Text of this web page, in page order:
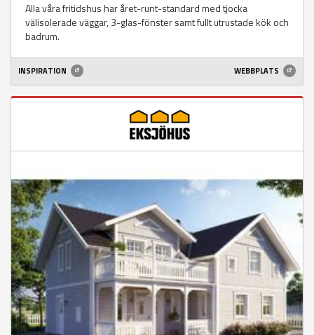
Alla våra fritidshus har året-runt-standard med tjocka
välisolerade väggar, 3-glas-fönster samt fullt utrustade kök och
badrum.
INSPIRATION WEBBPLATS